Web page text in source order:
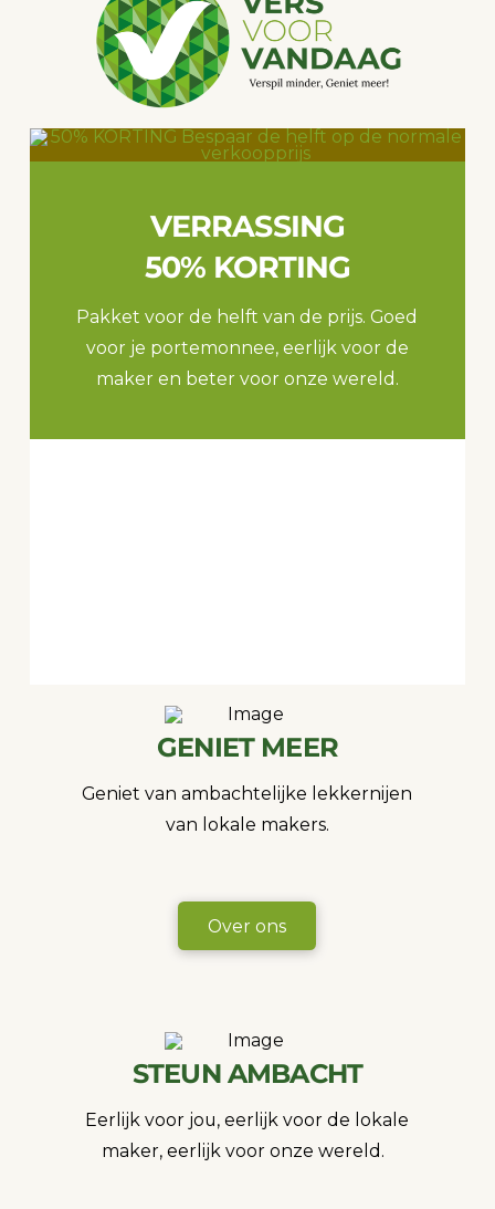
VERRASSING
50% KORTING
Pakket voor de helft van de prijs. Goed
voor je portemonnee, eerlijk voor de
maker en beter voor onze wereld.
GENIET MEER
Geniet van ambachtelijke lekkernijen
van lokale makers.
Over ons
STEUN AMBACHT
Eerlijk voor jou, eerlijk voor de lokale
maker, eerlijk voor onze wereld.